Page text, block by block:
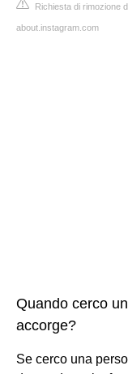
Richiesta di rimozione
about.instagram.com
Quando cerco
accorge?
Se cerco una